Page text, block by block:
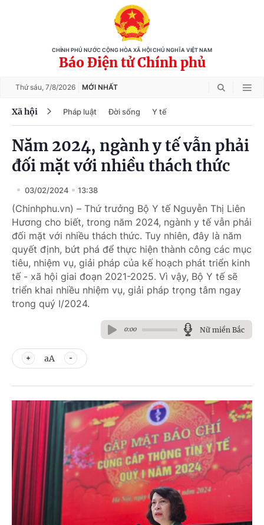
CHÍNH PHỦ NƯỚC CỘNG HÒA XÃ HỘI CHỦ NGHĨA VIỆT NAM
Báo Điện tử Chính phủ
Thứ sáu, 7/8/2026 MỚI NHẤT
Xã hội Pháp luật Đời sống Y tế
Năm 2024, ngành y tế vẫn phải
đối mặt với nhiều thách thức
03/02/2024 13:38
(Chinhphu.vn) – Thứ trưởng Bộ Y tế Nguyễn Thị Liên
Hương cho biết, trong năm 2024, ngành y tế vẫn phải
đối mặt với nhiều thách thức. Tuy nhiên, đây là năm
quyết định, bứt phá để thực hiện thành công các mục
tiêu, nhiệm vụ, giải pháp của kế hoạch phát triển kinh
tế - xã hội giai đoạn 2021-2025. Vì vậy, Bộ Y tế sẽ
triển khai nhiều nhiệm vụ, giải pháp trọng tâm ngay
trong quý I/2024.
0:00 Nữ miền Bắc
aA